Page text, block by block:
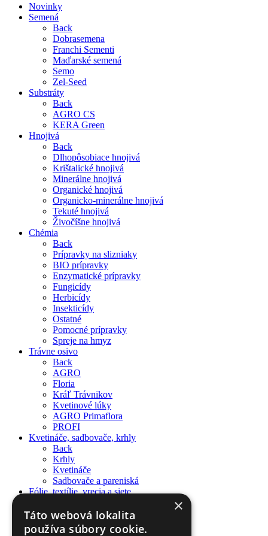
Novinky
Semená
Back
Dobrasemena
Franchi Sementi
Maďarské semená
Semo
Zel-Seed
Substráty
Back
AGRO CS
KERA Green
Hnojivá
Back
Dlhopôsobiace hnojivá
Krištalické hnojivá
Minerálne hnojivá
Organické hnojivá
Organicko-minerálne hnojivá
Tekuté hnojivá
Živočíšne hnojivá
Chémia
Back
Prípravky na slizniaky
BIO prípravky
Enzymatické prípravky
Fungicídy
Herbicídy
Insekticídy
Ostatné
Pomocné prípravky
Spreje na hmyz
Trávne osivo
Back
AGRO
Floria
Kráľ Trávnikov
Kvetinové lúky
AGRO Primaflora
PROFI
Kvetináče, sadbovače, krhly
Back
Krhly
Kvetináče
Sadbovače a pareniská
Fólie, textílie, vrecia a siete
AGRO fólia
Netkaná textília
×
Táto webová lokalita
používa súbory cookie.